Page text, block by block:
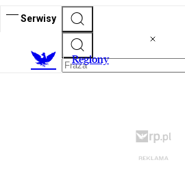
Serwisy
Regiony